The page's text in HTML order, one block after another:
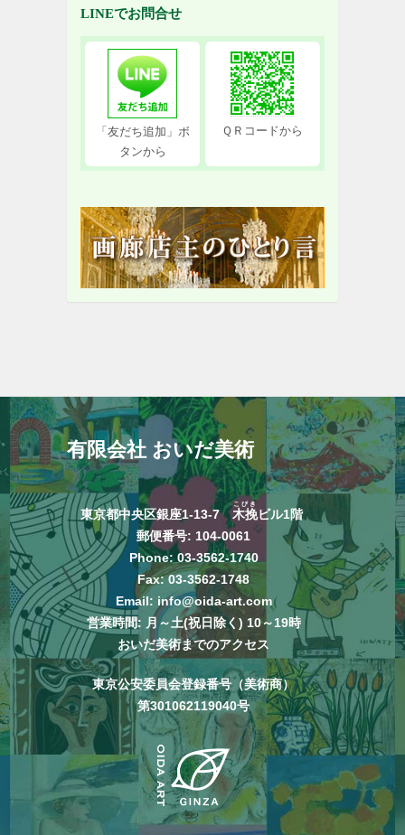
LINEでお問合せ
「友だち追加」ボ
タンから
ＱＲコードから
有限会社 おいだ美術
東京都中央区銀座1-13-7木挽
こびき
ビル1階
郵便番号: 104-0061
Phone: 03-3562-1740
Fax: 03-3562-1748
Email: info@oida-art.com
営業時間: 月～土(祝日除く) 10～19時
おいだ美術までのアクセス
東京公安委員会登録番号（美術商）
第301062119040号